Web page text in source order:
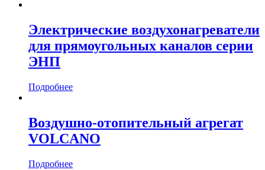
Электрические воздухонагреватели
для прямоугольных каналов серии
ЭНП
Подробнее
Воздушно-отопительный агрегат
VOLCANO
Подробнее